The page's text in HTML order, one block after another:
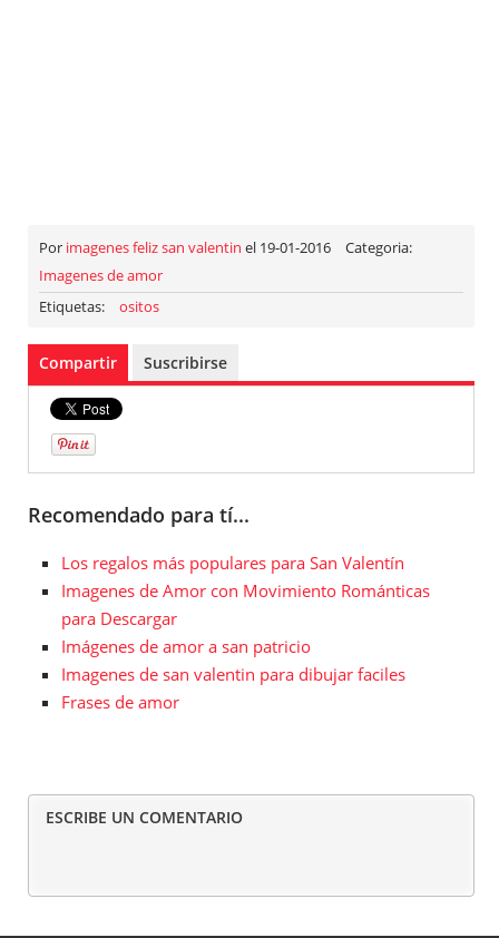
Por imagenes feliz san valentin el 19-01-2016
Categoria:
Imagenes de amor
Etiquetas:
ositos
Compartir Suscribirse
Recomendado para tí...
Los regalos más populares para San Valentín
Imagenes de Amor con Movimiento Románticas
para Descargar
Imágenes de amor a san patricio
Imagenes de san valentin para dibujar faciles
Frases de amor
ESCRIBE UN COMENTARIO